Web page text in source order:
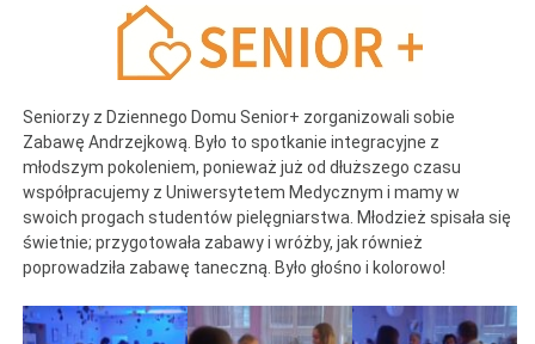
Seniorzy z Dziennego Domu Senior+ zorganizowali sobie
Zabawę Andrzejkową. Było to spotkanie integracyjne z
młodszym pokoleniem, ponieważ już od dłuższego czasu
współpracujemy z Uniwersytetem Medycznym i mamy w
swoich progach studentów pielęgniarstwa. Młodzież spisała się
świetnie; przygotowała zabawy i wróżby, jak również
poprowadziła zabawę taneczną. Było głośno i kolorowo!